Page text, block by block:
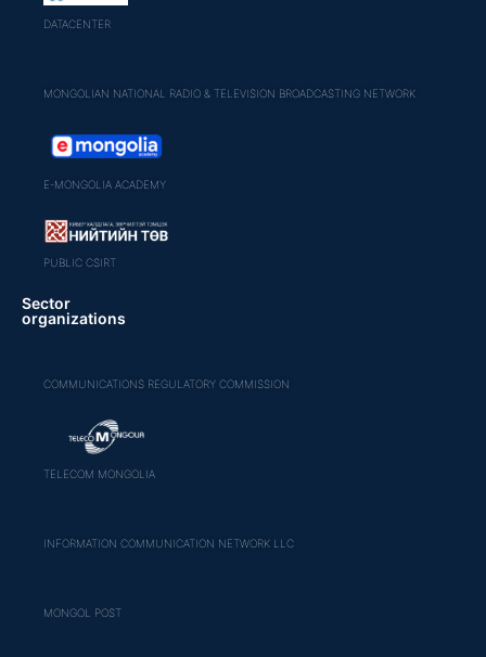
DATACENTER
MONGOLIAN NATIONAL RADIO & TELEVISION BROADCASTING NETWORK
E-MONGOLIA ACADEMY
PUBLIC CSIRT
Sector
organizations
COMMUNICATIONS REGULATORY COMMISSION
TELECOM MONGOLIA
INFORMATION COMMUNICATION NETWORK LLC
MONGOL POST